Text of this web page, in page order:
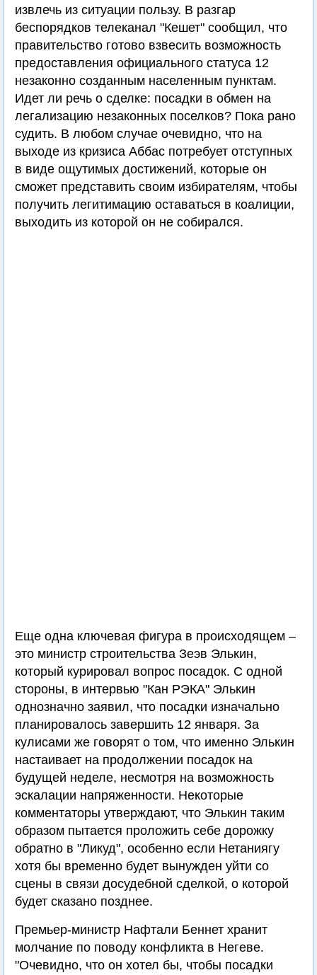
извлечь из ситуации пользу. В разгар
беспорядков телеканал "Кешет" сообщил, что
правительство готово взвесить возможность
предоставления официального статуса 12
незаконно созданным населенным пунктам.
Идет ли речь о сделке: посадки в обмен на
легализацию незаконных поселков? Пока рано
судить. В любом случае очевидно, что на
выходе из кризиса Аббас потребует отступных
в виде ощутимых достижений, которые он
сможет представить своим избирателям, чтобы
получить легитимацию оставаться в коалиции,
выходить из которой он не собирался.
Еще одна ключевая фигура в происходящем –
это министр строительства Зеэв Элькин,
который курировал вопрос посадок. С одной
стороны, в интервью "Кан РЭКА" Элькин
однозначно заявил, что посадки изначально
планировалось завершить 12 января. За
кулисами же говорят о том, что именно Элькин
настаивает на продолжении посадок на
будущей неделе, несмотря на возможность
эскалации напряженности. Некоторые
комментаторы утверждают, что Элькин таким
образом пытается проложить себе дорожку
обратно в "Ликуд", особенно если Нетаниягу
хотя бы временно будет вынужден уйти со
сцены в связи досудебной сделкой, о которой
будет сказано позднее.
Премьер-министр Нафтали Беннет хранит
молчание по поводу конфликта в Негеве.
"Очевидно, что он хотел бы, чтобы посадки